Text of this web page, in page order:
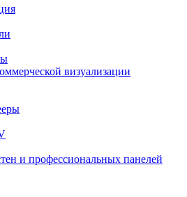
визуализации
и профессиональных панелей